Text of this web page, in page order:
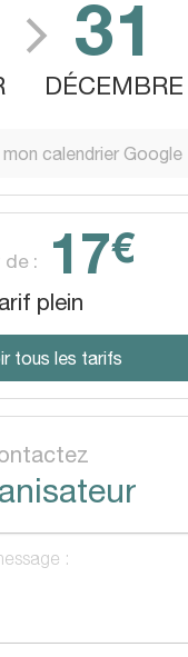
31
DÉCEMBRE
calendrier Google
: 17€
plein
tous les tarifs